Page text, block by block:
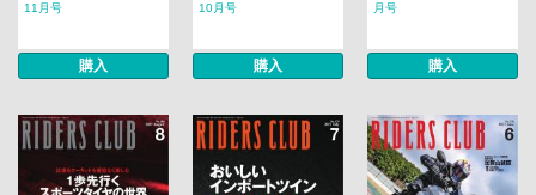
11月号
購入
10月号
購入
月号
購入